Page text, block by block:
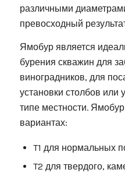
различными
превосходный
Ямобур является
бурения скважин для
виноградников, для
установки столбов
типе местности.
вариантах:
T1 для нормальных
T2 для твердого,